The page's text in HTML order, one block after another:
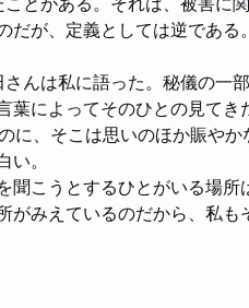
が、定義としては逆であ
さんは私に語った。秘儀の
によってそのひとの見てき
のに、そこは思いのほか賑
。
聞こうとするひとがいる場
みえているのだから、私も